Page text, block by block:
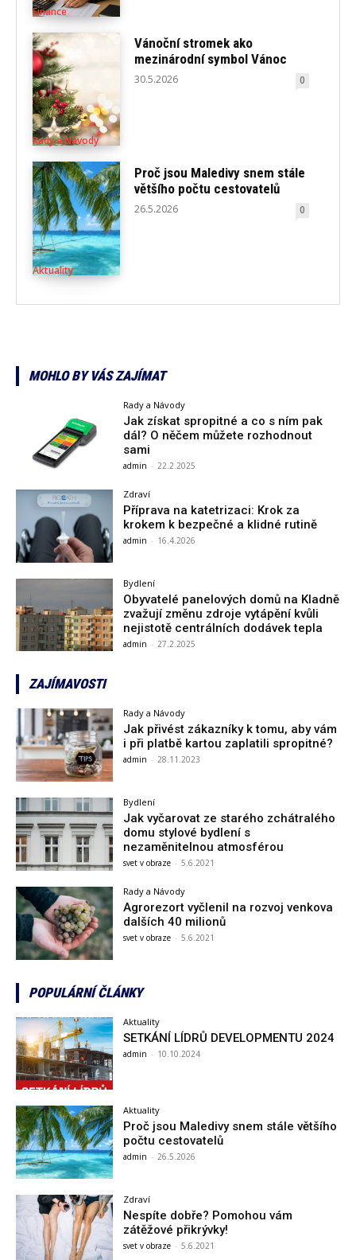
Finance
Rady a Návody
Vánoční stromek ako
mezinárodní symbol Vánoc
30.5.2026 0
Aktuality
Proč jsou Maledivy snem stále
většího počtu cestovatelů
26.5.2026 0
MOHLO BY VÁS ZAJÍMAT
Rady a Návody
Jak získat spropitné a co s ním pak
dál? O něčem můžete rozhodnout
sami
admin - 22.2.2025
Zdraví
Příprava na katetrizaci: Krok za
krokem k bezpečné a klidné rutině
admin - 16.4.2026
Bydlení
Obyvatelé panelových domů na Kladně
zvažují změnu zdroje vytápění kvůli
nejistotě centrálních dodávek tepla
admin - 27.2.2025
ZAJÍMAVOSTI
Rady a Návody
Jak přivést zákazníky k tomu, aby vám
i při platbě kartou zaplatili spropitné?
admin - 28.11.2023
Bydlení
Jak vyčarovat ze starého zchátralého
domu stylové bydlení s
nezaměnitelnou atmosférou
svet v obraze - 5.6.2021
Rady a Návody
Agrorezort vyčlenil na rozvoj venkova
dalších 40 milionů
svet v obraze - 5.6.2021
POPULÁRNÍ ČLÁNKY
Aktuality
SETKÁNÍ LÍDRŮ DEVELOPMENTU 2024
admin - 10.10.2024
Aktuality
Proč jsou Maledivy snem stále většího
počtu cestovatelů
admin - 26.5.2026
Zdraví
Nespíte dobře? Pomohou vám
zátěžové přikrývky!
svet v obraze - 5.6.2021